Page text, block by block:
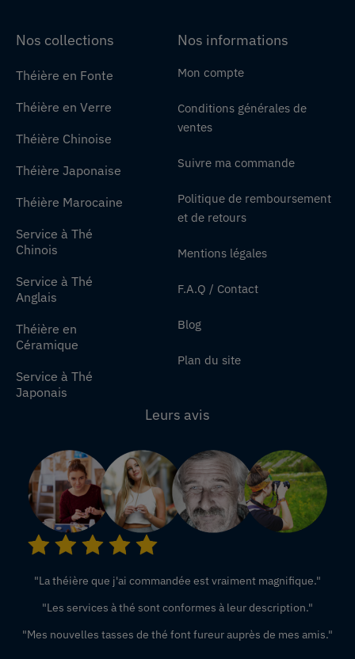
Nos collections
Théière en Fonte
Théière en Verre
Théière Chinoise
Théière Japonaise
Théière Marocaine
Service à Thé
Chinois
Service à Thé
Anglais
Théière en
Céramique
Service à Thé
Japonais
Nos informations
Mon compte
Conditions générales de
ventes
Suivre ma commande
Politique de remboursement
et de retours
Mentions légales
F.A.Q / Contact
Blog
Plan du site
Leurs avis
"La théière que j'ai commandée est vraiment magnifique."
"Les services à thé sont conformes à leur description."
"Mes nouvelles tasses de thé font fureur auprès de mes amis."